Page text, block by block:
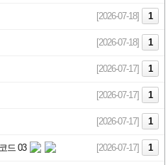
[2026-07-18] 1
[2026-07-18] 1
[2026-07-17] 1
[2026-07-17] 1
[2026-07-17] 1
드 03 [2026-07-17] 1